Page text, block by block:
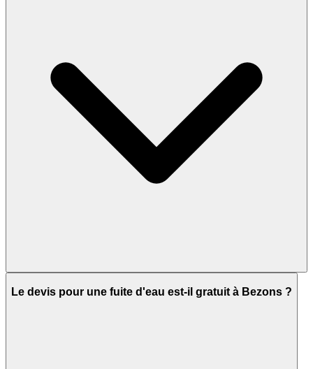
Le devis pour une fuite d'eau est-il gratuit à Bezons ?